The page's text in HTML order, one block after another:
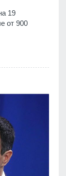
19
от 900